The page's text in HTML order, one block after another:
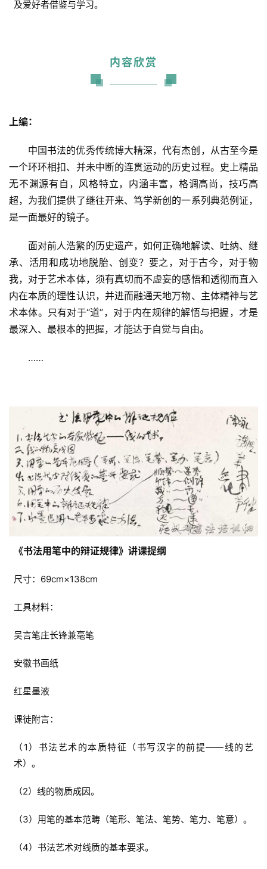
及爱好者借鉴与学习。
内容欣赏
上编：
中国书法的优秀传统博大精深，代有杰创，从古至今是
一个环环相扣、并未中断的连贯运动的历史过程。史上精品
无不渊源有自，风格特立，内涵丰富，格调高尚，技巧高
超，为我们提供了继往开来、笃学新创的一系列典范例证，
是一面最好的镜子。
面对前人浩繁的历史遗产，如何正确地解读、吐纳、继
承、活用和成功地脱胎、创变？要之，对于古今，对于物
我，对于艺术本体，须有真切而不虚妄的感悟和透彻而直入
内在本质的理性认识，并进而融通天地万物、主体精神与艺
术本体。只有对于“道”，对于内在规律的解悟与把握，才是
最深入、最根本的把握，才能达于自觉与自由。
……
《书法用笔中的辩证规律》讲课提纲
尺寸：69cm×138cm
工具材料：
吴言笔庄长锋兼毫笔
安徽书画纸
红星墨液
课徒附言：
（1）书法艺术的本质特征（书写汉字的前提——线的艺
术）。
（2）线的物质成因。
（3）用笔的基本范畴（笔形、笔法、笔势、笔力、笔意）。
（4）书法艺术对线质的基本要求。